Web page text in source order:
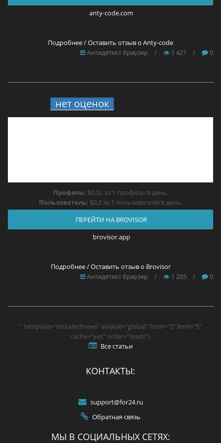
anty-code.com
Подробнее / Оставить отзыв о Anty-code
Антидетект браузер
/ 1 421 / 0
нет оценок
Профиль: $0,02 за 1 профиль/в день.
Пользователь: $0,2 за 1 пользователя/в день.
ПЕРЕЙТИ НА BROVISOR
brovisor.app
Подробнее / Оставить отзыв о Brovisor
Антидетект браузер
/ 1 265 / 0
" template="include/fnews" aviable="global" from="5" limit="5"
cache="yes" order="reads"}
Все статьи
КОНТАКТЫ:
support@for24.ru
Обратная связь
МЫ В СОЦИАЛЬНЫХ СЕТЯХ: